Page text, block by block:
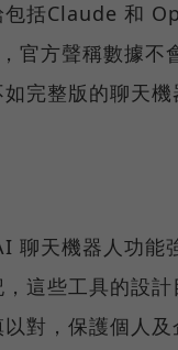
包括Claude 和
官方聲稱數據不
完整版的聊天
聊天機器人功能
這些工具的設
對，保護個人